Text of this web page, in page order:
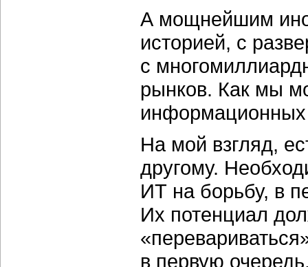
А мощнейшим
историей, с
с
рынков. Как мы
информационных
На мой взгляд,
другому.
ИТ на борьбу, в
Их потенциал
в первую